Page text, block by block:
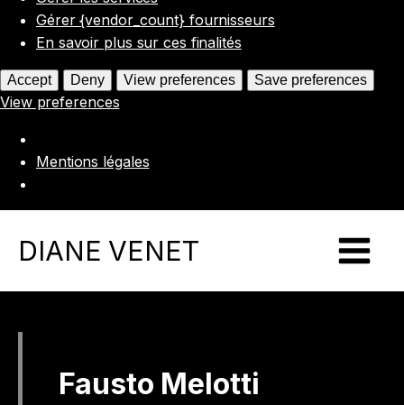
Gérer {vendor_count} fournisseurs
En savoir plus sur ces finalités
Accept Deny View preferences Save preferences
View preferences
Mentions légales
DIANE VENET
Fausto Melotti